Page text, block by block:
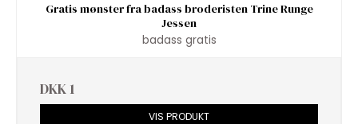
Gratis mønster fra badass broderisten Trine Runge
Jessen
badass gratis
DKK 1
VIS PRODUKT